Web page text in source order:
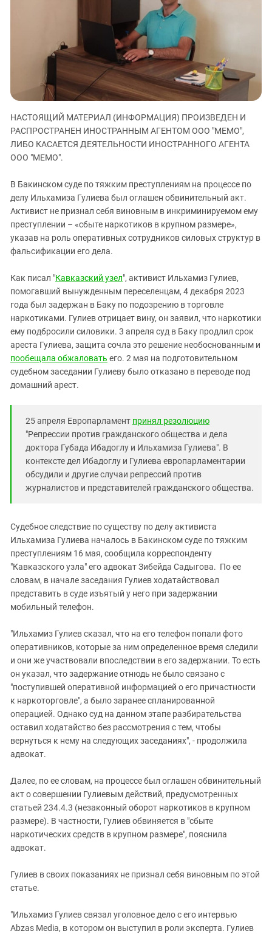
ЗАСТАВЛЯЕТ
КАВКАЗ ЗА ПАЛЕСТИНУ
ИНАКОМЫСЛИЕ В ЧЕЧНЕ
ПРЕСЛЕДОВАНИЕ АКТИВИСТОВ
МОБИЛИЗАЦИЯ И ПРОТЕСТЫ
Кабардино-Балкария
Карачаево-Черкесия
Нагорный Карабах
Российская Федерация
Ростовская область
Северная Осетия - Алания
СКФО
Ставропольский край
Чечня
Южная Осетия
Южный Кавказ
ЮФО
НАСТОЯЩИЙ МАТЕРИАЛ (ИНФОРМАЦИЯ) ПРОИЗВЕДЕН И
РАСПРОСТРАНЕН ИНОСТРАННЫМ АГЕНТОМ ООО "МЕМО",
ЛИБО КАСАЕТСЯ ДЕЯТЕЛЬНОСТИ ИНОСТРАННОГО АГЕНТА
ООО "МЕМО".
В Бакинском суде по тяжким преступлениям на процессе по
делу Ильхамиза Гулиева был оглашен обвинительный акт.
Активист не признал себя виновным в инкриминируемом ему
преступлении – «сбыте наркотиков в крупном размере»,
указав на роль оперативных сотрудников силовых структур в
фальсификации его дела.
Как писал "Кавказский узел", активист Ильхамиз Гулиев,
помогавший вынужденным переселенцам, 4 декабря 2023
года был задержан в Баку по подозрению в торговле
наркотиками. Гулиев отрицает вину, он заявил, что наркотики
ему подбросили силовики. 3 апреля суд в Баку продлил срок
ареста Гулиева, защита сочла это решение необоснованным и
пообещала обжаловать его. 2 мая на подготовительном
судебном заседании Гулиеву было отказано в переводе под
домашний арест.
25 апреля Европарламент принял резолюцию
"Репрессии против гражданского общества и дела
доктора Губада Ибадоглу и Ильхамиза Гулиева". В
контексте дел Ибадоглу и Гулиева европарламентарии
обсудили и другие случаи репрессий против
журналистов и представителей гражданского общества.
Судебное следствие по существу по делу активиста
Ильхамиза Гулиева началось в Бакинском суде по тяжким
преступлениям 16 мая, сообщила корреспонденту
"Кавказского узла" его адвокат Зибейда Садыгова. По ее
словам, в начале заседания Гулиев ходатайствовал
представить в суде изъятый у него при задержании
мобильный телефон.
"Ильхамиз Гулиев сказал, что на его телефон попали фото
оперативников, которые за ним определенное время следили
и они же участвовали впоследствии в его задержании. То есть
он указал, что задержание отнюдь не было связано с
"поступившей оперативной информацией о его причастности
к наркоторговле", а было заранее спланированной
операцией. Однако суд на данном этапе разбирательства
оставил ходатайство без рассмотрения с тем, чтобы
вернуться к нему на следующих заседаниях", - продолжила
адвокат.
Далее, по ее словам, на процессе был оглашен обвинительный
акт о совершении Гулиевым действий, предусмотренных
статьей 234.4.3 (незаконный оборот наркотиков в крупном
размере). В частности, Гулиев обвиняется в "сбыте
наркотических средств в крупном размере", пояснила
адвокат.
Гулиев в своих показаниях не признал себя виновным по этой
статье.
"Ильхамиз Гулиев связал уголовное дело с его интервью
Abzas Media, в котором он выступил в роли эксперта. Гулиев